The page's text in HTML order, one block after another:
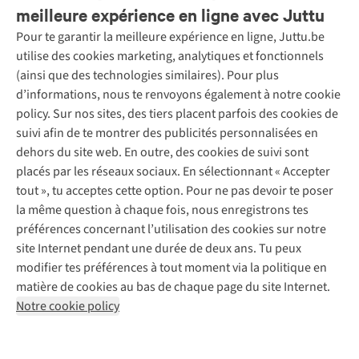
meilleure expérience en ligne avec Juttu
Pour te garantir la meilleure expérience en ligne, Juttu.be
utilise des cookies marketing, analytiques et fonctionnels
(ainsi que des technologies similaires). Pour plus
d’informations, nous te renvoyons également à notre cookie
policy. Sur nos sites, des tiers placent parfois des cookies de
suivi afin de te montrer des publicités personnalisées en
dehors du site web. En outre, des cookies de suivi sont
placés par les réseaux sociaux. En sélectionnant « Accepter
tout », tu acceptes cette option. Pour ne pas devoir te poser
la même question à chaque fois, nous enregistrons tes
préférences concernant l’utilisation des cookies sur notre
site Internet pendant une durée de deux ans. Tu peux
modifier tes préférences à tout moment via la politique en
matière de cookies au bas de chaque page du site Internet.
Notre cookie policy
Service client
Questions fréquentes
Commander
Payer
10 % réduction étudiants
Klarna : post-paiement
Livraison
Retourner
Rétractation d'une commande
Garantie
Contact
Nos services
Vintage - ReJUsed
Atelier de couture
Personal shopping
Boîte à vêtements
Événements / ateliers
Juttu
Qui sommes-nous ?
Juttu Friends
Inspiration
Travailler chez Juttu
Nos magasins
Le monde de Juttu
Entrepreneuriat responsable
Déclaration d’accessibilité
Abonne-toi à la newsletter
Suivez-nous